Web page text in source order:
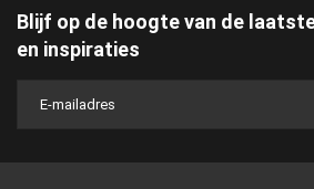
Blijf op de hoogte van de
en inspiraties